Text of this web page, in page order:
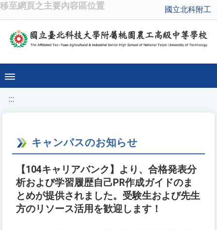
移至網頁之主要內容區位置 國立北科附工
:::
キャンパスのお知らせ
【104キャリアバンク】より、合格発表分
析および学習履歴自己PR作成ガイドのま
とめが提供されました。受験生および先生
方のリソース活用を歓迎します！